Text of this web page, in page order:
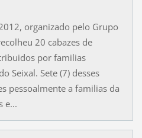
organizado pelo Grupo
20 cabazes de
por familias
Seixal. Sete (7) desses
pessoalmente a familias da
e...